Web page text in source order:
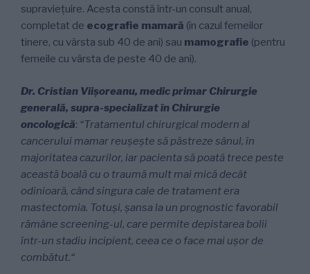
supraviețuire. Acesta constă într-un consult anual,
completat de ecografie mamară (în cazul femeilor
tinere, cu vârsta sub 40 de ani) sau mamografie (pentru
femeile cu vârsta de peste 40 de ani).
Dr. Cristian Viișoreanu, medic primar Chirurgie
generală, supra-specializat în Chirurgie
oncologică: “Tratamentul chirurgical modern al
cancerului mamar reușește să păstreze sânul, în
majoritatea cazurilor, iar pacienta să poată trece peste
această boală cu o traumă mult mai mică decât
odinioară, când singura cale de tratament era
mastectomia. Totuși, șansa la un prognostic favorabil
rămâne screening-ul, care permite depistarea bolii
într-un stadiu incipient, ceea ce o face mai ușor de
combătut.“